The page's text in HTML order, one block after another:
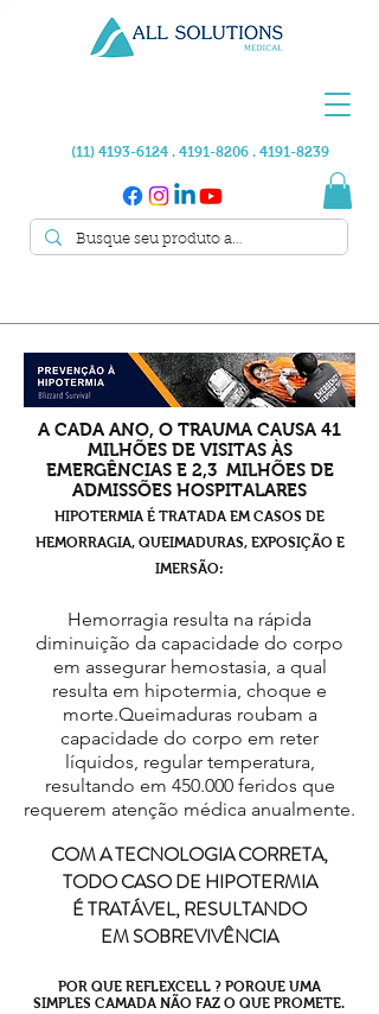
(11) 4193-6124 . 4191-8206 . 4191-8239
A CADA ANO, O TRAUMA CAUSA 41
MILHÕES DE VISITAS ÀS
EMERGÊNCIAS E 2,3 MILHÕES DE
ADMISSÕES HOSPITALARES
HIPOTERMIA É TRATADA EM CASOS DE
HEMORRAGIA, QUEIMADURAS, EXPOSIÇÃO E
IMERSÃO:
Hemorragia resulta na rápida
diminuição da capacidade do corpo
em assegurar hemostasia, a qual
resulta em hipotermia, choque e
morte.Queimaduras roubam a
capacidade do corpo em reter
líquidos, regular temperatura,
resultando em 450.000 feridos que
requerem atenção médica anualmente.
COM A TECNOLOGIA CORRETA,
TODO CASO DE HIPOTERMIA
É TRATÁVEL, RESULTANDO
EM SOBREVIVÊNCIA
POR QUE REFLEXCELL ? PORQUE UMA
SIMPLES CAMADA NÃO FAZ O QUE PROMETE.